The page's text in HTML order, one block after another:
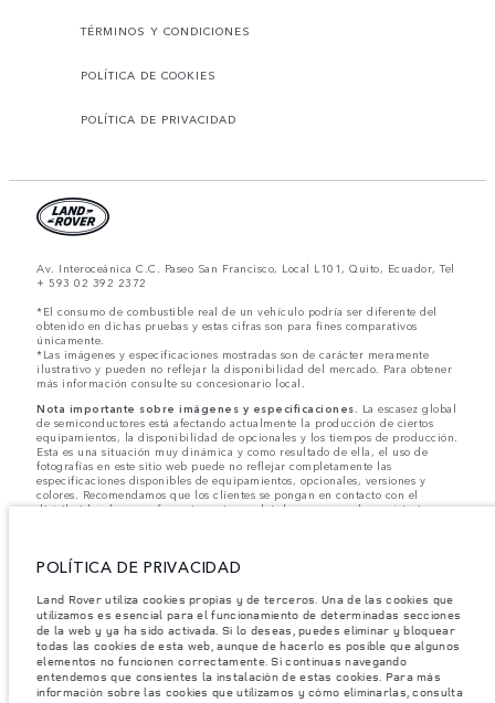
TÉRMINOS Y CONDICIONES
POLÍTICA DE COOKIES
POLÍTICA DE PRIVACIDAD
Av. Interoceánica C.C. Paseo San Francisco, Local L101, Quito, Ecuador, Tel
+ 593 02 392 2372
*El consumo de combustible real de un vehículo podría ser diferente del
obtenido en dichas pruebas y estas cifras son para fines comparativos
únicamente.
*Las imágenes y especificaciones mostradas son de carácter meramente
ilustrativo y pueden no reflejar la disponibilidad del mercado. Para obtener
más información consulte su concesionario local.
Nota importante sobre imágenes y especificaciones. La escasez global
de semiconductores está afectando actualmente la producción de ciertos
equipamientos, la disponibilidad de opcionales y los tiempos de producción.
Esta es una situación muy dinámica y como resultado de ella, el uso de
fotografías en este sitio web puede no reflejar completamente las
especificaciones disponibles de equipamientos, opcionales, versiones y
colores. Recomendamos que los clientes se pongan en contacto con el
distribuidor de su preferencia, quien podrá dar a conocer las restricciones
Jaguar Land Rover Limited busca constantemente nuevas formas de mejorar
accesorios, por lo que se producen modificaciones de forma continua y sin
previo aviso. Según el modelo, algunas funciones serán opcionales o
vendrán incluidas de serie. La información, las especificaciones, los motores
y los colores que aparecen en esta página web se basan en las
especificaciones europeas. Estos pueden variar en función del mercado y
pueden ser modificados sin previo aviso. Algunos vehículos se muestran con
equipamiento opcional y accesorios originales que pueden no estar
disponibles en todos los mercados. Ponte en contacto con tu concesionario
POLÍTICA DE PRIVACIDAD
Land Rover utiliza cookies propias y de terceros. Una de las cookies que
utilizamos es esencial para el funcionamiento de determinadas secciones
de la web y ya ha sido activada. Si lo deseas, puedes eliminar y bloquear
todas las cookies de esta web, aunque de hacerlo es posible que algunos
elementos no funcionen correctamente. Si continuas navegando
entendemos que consientes la instalación de estas cookies. Para más
información sobre las cookies que utilizamos y cómo eliminarlas, consulta